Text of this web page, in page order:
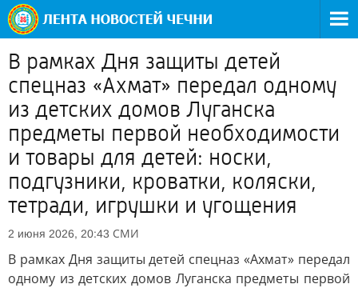
В рамках Дня защиты детей
спецназ «Ахмат» передал одному
из детских домов Луганска
предметы первой необходимости
и товары для детей: носки,
подгузники, кроватки, коляски,
тетради, игрушки и угощения
2 июня 2026, 20:43 СМИ
В рамках Дня защиты детей спецназ «Ахмат» передал
одному из детских домов Луганска предметы первой